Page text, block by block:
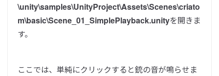
\unity\samples\UnityProject\Assets\Scenes\criato
m\basic\Scene_01_SimplePlayback.unityを開きま
す。
ここでは、単純にクリックすると銃の音が鳴らせま